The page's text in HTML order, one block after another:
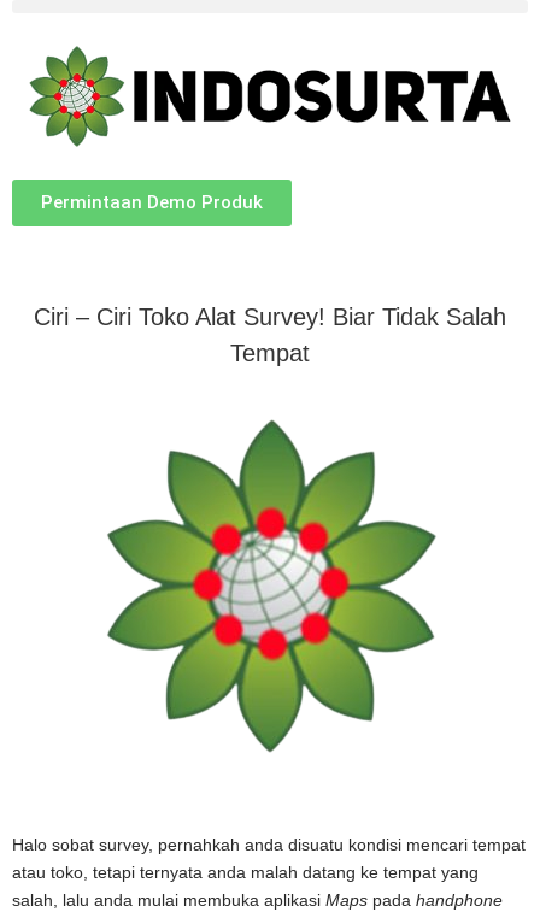
Permintaan Demo Produk
Ciri – Ciri Toko Alat Survey! Biar Tidak Salah
Tempat
Halo sobat survey, pernahkah anda disuatu kondisi mencari tempat
atau toko, tetapi ternyata anda malah datang ke tempat yang
salah, lalu anda mulai membuka aplikasi Maps pada handphone